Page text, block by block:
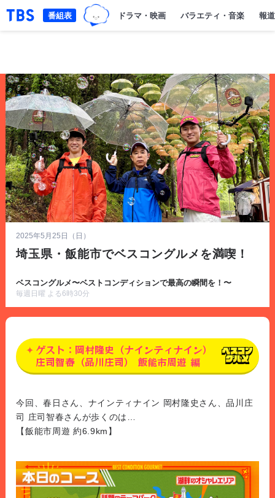
「TBSテレビ｜ときめくときを。」トップページ
ドラマ・映画 バラエティ・音楽 報
番組表
2025年5月25日（日）
埼玉県・飯能市でベスコングルメを満喫！
ベスコングルメ〜ベストコンディションで最高の瞬間を！〜
毎週日曜 よる6時30分
ゲスト：岡村隆史（ナインティナイン）
庄司智春（品川庄司） 飯能市周遊 編
今回、春日さん、ナインティナイン 岡村隆史さん、品川庄
司 庄司智春さんが歩くのは…
【飯能市周遊 約6.9km】